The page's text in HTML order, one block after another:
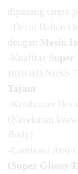
dipasang tanpa
–Decal Bahan
dengan Mesin
-Kualitas
BRIGHTNESS
Tajam
-Ketahanan
(Kerekatan
Body)
-Laminasi Anti
(Super